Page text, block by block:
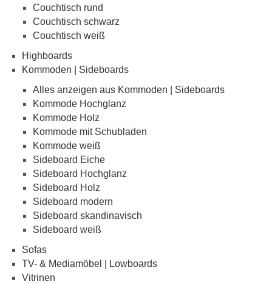
Couchtisch rund
Couchtisch schwarz
Couchtisch weiß
Highboards
Kommoden | Sideboards
Alles anzeigen aus Kommoden | Sideboards
Kommode Hochglanz
Kommode Holz
Kommode mit Schubladen
Kommode weiß
Sideboard Eiche
Sideboard Hochglanz
Sideboard Holz
Sideboard modern
Sideboard skandinavisch
Sideboard weiß
Sofas
TV- & Mediamöbel | Lowboards
Vitrinen